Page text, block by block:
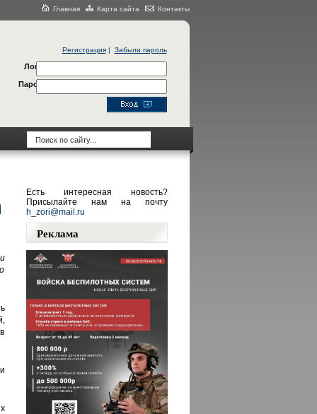
Главная Карта сайта Контакты
Регистрация| Забыли пароль
Логин
Пароль
Есть интересная новость?
Присылайте нам на почту
h_zori@mail.ru
Реклама